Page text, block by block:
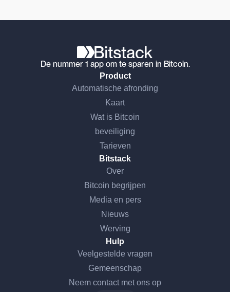
De nummer 1 app om te sparen in Bitcoin.
Product
Automatische afronding
Kaart
Wat is Bitcoin
beveiliging
Tarieven
Bitstack
Over
Bitcoin begrijpen
Media en pers
Nieuws
Werving
Hulp
Veelgestelde vragen
Gemeenschap
Neem contact met ons op